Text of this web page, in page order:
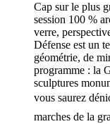
Cap sur le plus
session 100 %
verre,
Défense est un
géométrie, de
programme : la
sculptures
vous saurez
marches de la